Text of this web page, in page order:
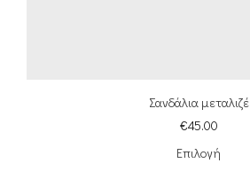
Σανδάλια μεταλιζέ
€45.00
Επιλογή